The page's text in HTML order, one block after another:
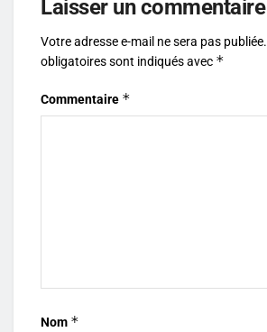
Laisser un commentaire
Votre adresse e-mail ne sera pas publiée.
obligatoires sont indiqués avec *
Commentaire *
Nom *